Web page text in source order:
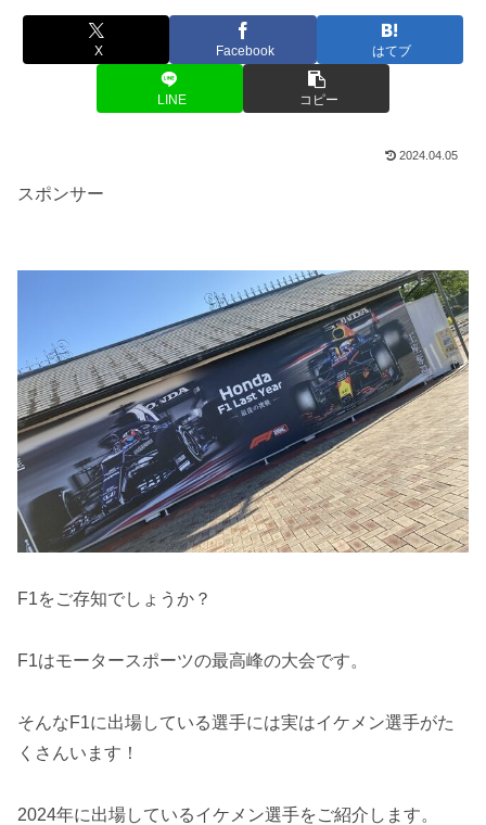
X Facebook はてブ
LINE コピー
2024.04.05
スポンサー
F1をご存知でしょうか？
F1はモータースポーツの最高峰の大会です。
そんなF1に出場している選手には実はイケメン選手がた
くさんいます！
2024年に出場しているイケメン選手をご紹介します。